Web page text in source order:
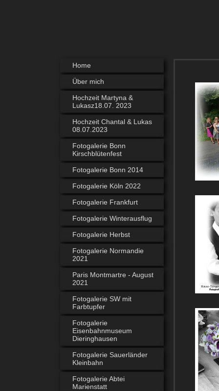
Home
Über mich
Hochzeit Martyna &
Lukasz18.07. 2023
Hochzeit Chantal & Lukas
08.07.2023
Fotogalerie Bonn
Kirschblütenfest
Fotogalerie Bonn 2014
Fotogalerie Köln 2022
Fotogalerie Frankfurt
Fotogalerie Winterausflug
Fotogalerie Herbst
Fotogalerie Normandie
2021
Paris Montmartre - August
2021
Fotogalerie SW mit
Farbtupfer
Fotogalerie
Eisenbahnmuseum
Dieringhausen
Fotogalerie Sauerländer
Kleinbahn
Fotogalerie Abtei
Marienstatt